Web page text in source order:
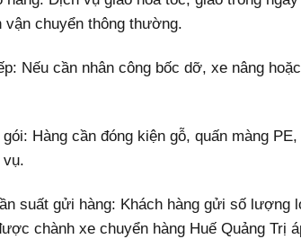
chuyển thông thường.
Nếu cần nhân công bốc dỡ, xe nâng
gói: Hàng cần đóng kiện gỗ, quấn màng
suất gửi hàng: Khách hàng gửi số lượng
chành xe chuyển hàng Huế Quảng Trị